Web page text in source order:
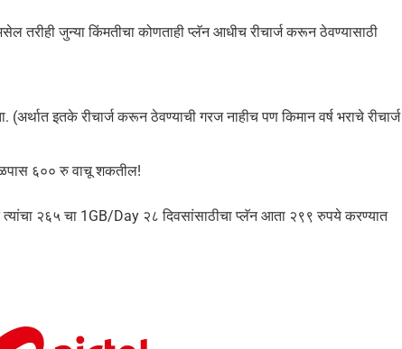
तरीही जुन्या किंमतीचा कोणताही प्लॅन आधीच रीचार्ज करून ठेवण्यासाठी
इतके रीचार्ज करून ठेवण्याची गरज नाहीच पण किमान वर्ष भराचे रीचार्ज
६०० रु वाचू शकतील!
२६५ चा 1GB/Day २८ दिवसांसाठीचा प्लॅन आता २९९ रुपये करण्यात